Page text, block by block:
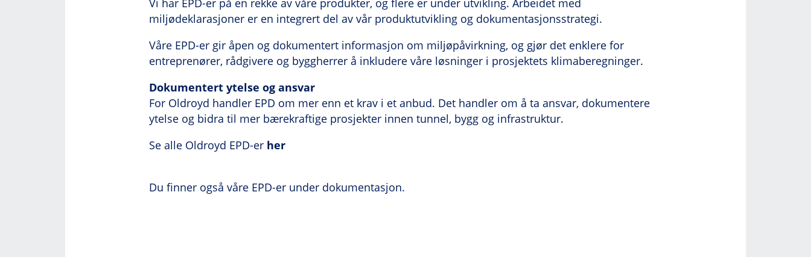
miljødeklarasjoner er en integrert del av vår produktutvikling og dokumentasjonsstrategi.
Våre EPD-er gir åpen og dokumentert informasjon om miljøpåvirkning, og gjør det enklere for
entreprenører, rådgivere og byggherrer å inkludere våre løsninger i prosjektets klimaberegninger.
Dokumentert ytelse og ansvar
For Oldroyd handler EPD om mer enn et krav i et anbud. Det handler om å ta ansvar, dokumentere
ytelse og bidra til mer bærekraftige prosjekter innen tunnel, bygg og infrastruktur.
Se alle Oldroyd EPD-er her
Du finner også våre EPD-er under dokumentasjon.